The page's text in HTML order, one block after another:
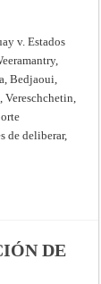
v. Estados
Bedjaoui,
de deliberar,
DE